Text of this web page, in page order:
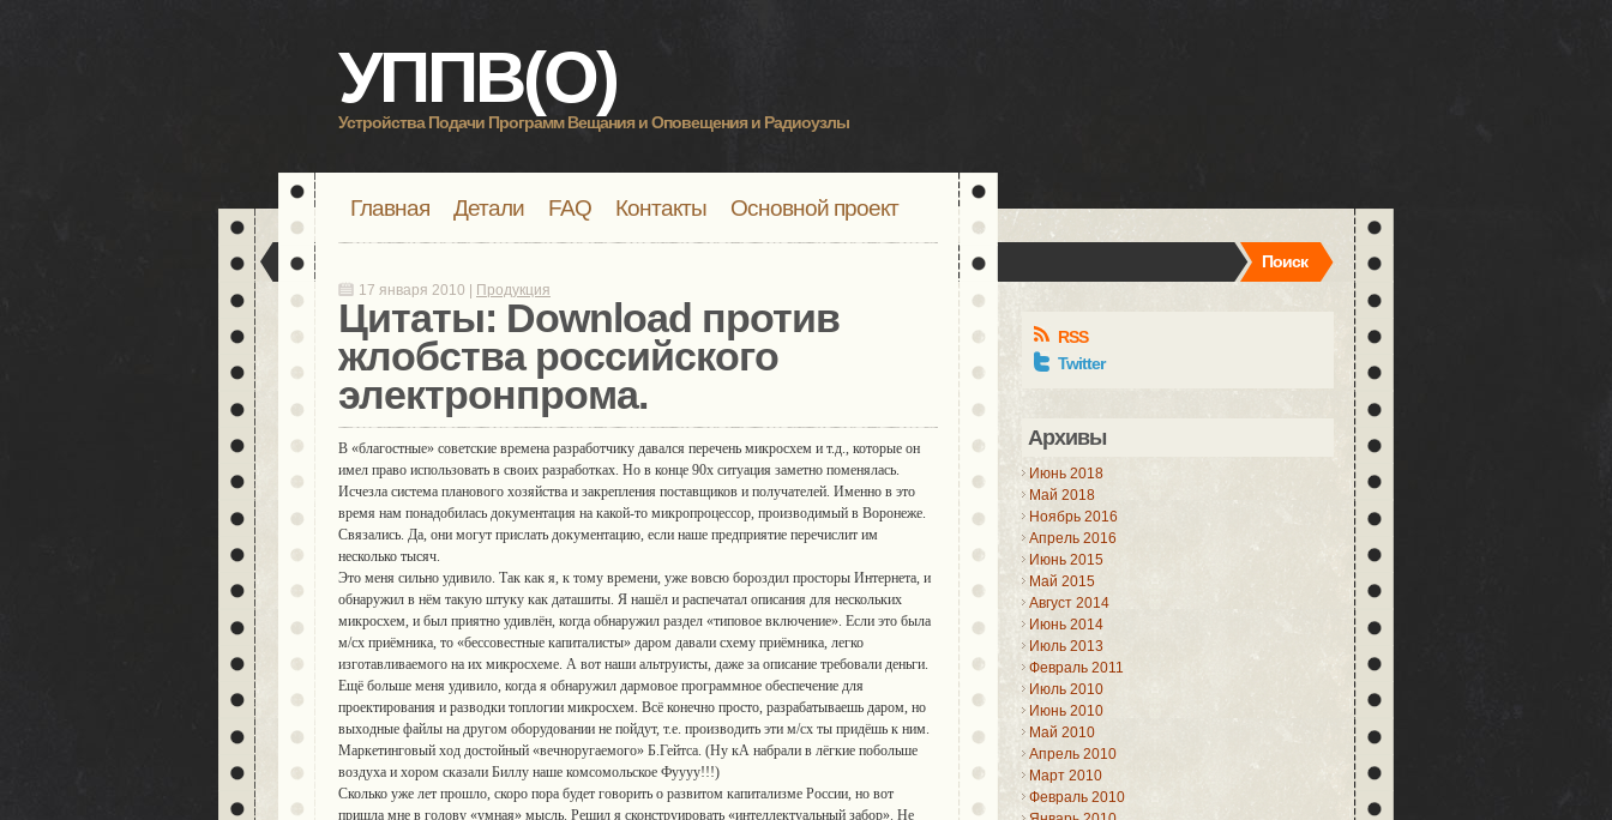
УППВ(О)
Устройства Подачи Программ Вещания и Оповещения и Радиоузлы
Главная Детали FAQ Контакты Основной проект
Поиск
17 января 2010 | Продукция
Цитаты: Download против
жлобства российского
электронпрома.
В «благостные» советские времена разработчику давался перечень микросхем и т.д., которые он
имел право использовать в своих разработках. Но в конце 90х ситуация заметно поменялась.
Исчезла система планового хозяйства и закрепления поставщиков и получателей. Именно в это
время нам понадобилась документация на какой-то микропроцессор, производимый в Воронеже.
Связались. Да, они могут прислать документацию, если наше предприятие перечислит им
несколько тысяч.
Это меня сильно удивило. Так как я, к тому времени, уже вовсю бороздил просторы Интернета, и
обнаружил в нём такую штуку как даташиты. Я нашёл и распечатал описания для нескольких
микросхем, и был приятно удивлён, когда обнаружил раздел «типовое включение». Если это была
м/сх приёмника, то «бессовестные капиталисты» даром давали схему приёмника, легко
изготавливаемого на их микросхеме. А вот наши альтруисты, даже за описание требовали деньги.
Ещё больше меня удивило, когда я обнаружил дармовое программное обеспечение для
проектирования и разводки топлогии микросхем. Всё конечно просто, разрабатываешь даром, но
выходные файлы на другом оборудовании не пойдут, т.е. производить эти м/сх ты придёшь к ним.
Маркетинговый ход достойный «вечноругаемого» Б.Гейтса. (Ну кА набрали в лёгкие побольше
воздуха и хором сказали Биллу наше комсомольское Фуууу!!!)
Сколько уже лет прошло, скоро пора будет говорить о развитом капитализме России, но вот
пришла мне в голову «умная» мысль. Решил я сконструировать «интеллектуальный забор». Не
RSS
Twitter
Архивы
Июнь 2018
Май 2018
Ноябрь 2016
Апрель 2016
Июнь 2015
Май 2015
Август 2014
Июнь 2014
Июль 2013
Февраль 2011
Июль 2010
Июнь 2010
Май 2010
Апрель 2010
Март 2010
Февраль 2010